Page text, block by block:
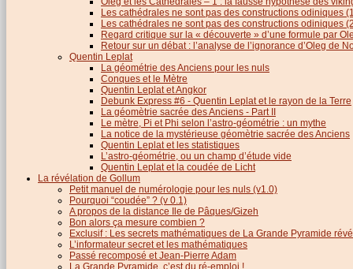
Les cathédrales ne sont pas des constructions odiniques
Les cathédrales ne sont pas des constructions odiniques
Regard critique sur la « découverte » d’une formule par
Retour sur un débat : l’analyse de l’ignorance d’Oleg de
Quentin Leplat
La géométrie des Anciens pour les nuls
Conques et le Mètre
Quentin Leplat et Angkor
Debunk Express #6 - Quentin Leplat et le rayon de la Terre
La géomètrie sacrée des Anciens - Part II
Le mètre, Pi et Phi selon l’astro-géométrie : un mythe
La notice de la mystérieuse géomètrie sacrée des Anciens
Quentin Leplat et les statistiques
L’astro-géométrie, ou un champ d’étude vide
Quentin Leplat et la coudée de Licht
La révélation de Gollum
Petit manuel de numérologie pour les nuls (v1.0)
Pourquoi “coudée” ? (v 0.1)
A propos de la distance Ile de Pâques/Gizeh
Bon alors ça mesure combien ?
Exclusif : Les secrets mathématiques de La Grande Pyramide
L’informateur secret et les mathématiques
Passé recomposé et Jean-Pierre Adam
La Grande Pyramide, c’est du ré-emploi !